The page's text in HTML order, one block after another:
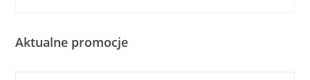
Aktualne promocje